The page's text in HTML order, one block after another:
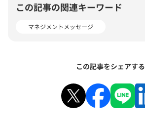
この記事の関連キーワード
マネジメントメッセージ
この記事をシェアする